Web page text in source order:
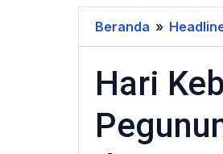
Beranda »
Hari